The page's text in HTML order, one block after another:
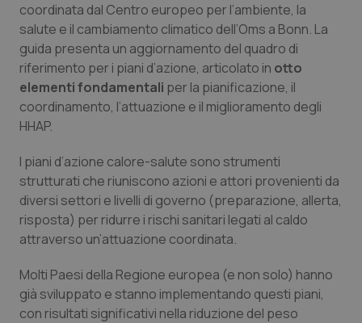
Toscana
Umbria
Valle D’Aosta
Obesità
Oftalmologia
Oncodermatologia
Oncologia & Nutrizione
Psoriasi & pelle
Quotidiano Cardiologia
Quotidiano Chirurgia
coordinata dal Centro europeo per l’ambiente, la
salute e il cambiamento climatico dell’Oms a Bonn. La
guida presenta un aggiornamento del quadro di
riferimento per i piani d’azione, articolato in otto
elementi fondamentali per la pianificazione, il
coordinamento, l’attuazione e il miglioramento degli
HHAP.
I piani d’azione calore-salute sono strumenti
strutturati che riuniscono azioni e attori provenienti da
diversi settori e livelli di governo (preparazione, allerta,
risposta) per ridurre i rischi sanitari legati al caldo
attraverso un’attuazione coordinata.
Molti Paesi della Regione europea (e non solo) hanno
già sviluppato e stanno implementando questi piani,
con risultati significativi nella riduzione del peso